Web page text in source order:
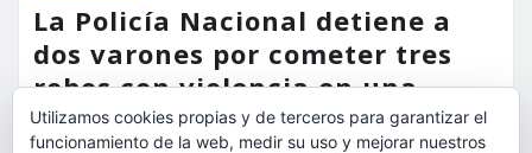
La Policía Nacional detiene a
dos varones por cometer tres
robos con violencia en una
misma mañana
Utilizamos cookies propias y de terceros para garantizar el
funcionamiento de la web, medir su uso y mejorar nuestros